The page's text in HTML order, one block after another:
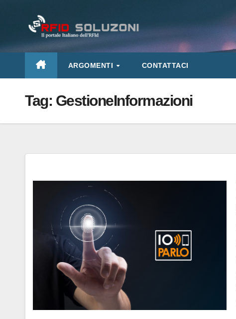
ARGOMENTI CONTATTACI
Tag: GestioneInformazioni